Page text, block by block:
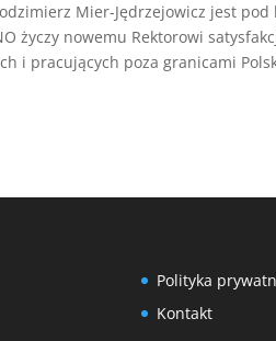
Mier-Jędrzejowicz jest
życzy nowemu Rektorowi
i pracujących poza granicami
Polityka
Kontakt